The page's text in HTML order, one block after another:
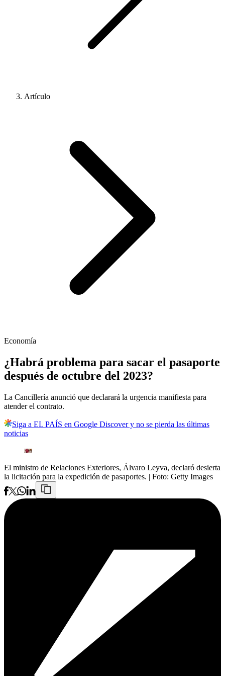
Artículo
Economía
¿Habrá problema para sacar el pasaporte
después de octubre del 2023?
La Cancillería anunció que declarará la urgencia manifiesta para
atender el contrato.
Siga a EL PAÍS en Google Discover y no se pierda las últimas
noticias
El ministro de Relaciones Exteriores, Álvaro Leyva, declaró desierta
la licitación para la expedición de pasaportes. | Foto: Getty Images